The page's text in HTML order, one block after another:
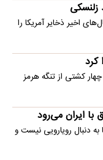
اخیر ذخایر آمریکا را
کرد
کشتی از تنگه هرمز
دنبال رویارویی نیست و